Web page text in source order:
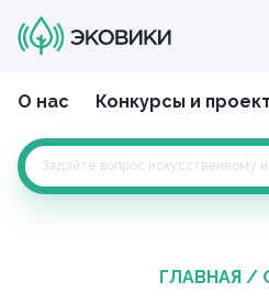
О нас Конкурсы и
ГЛАВНАЯ /